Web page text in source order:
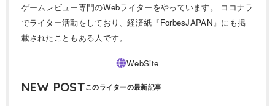
ゲームレビュー専門のWebライターをやっています。 ココナラ
でライター活動をしており、経済紙『ForbesJAPAN』にも掲
載されたこともある人です。
NEW POST